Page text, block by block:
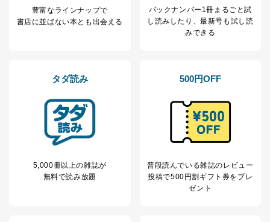
定期購読サービス
等をご利用の方の
個人情報
ル等による商品、
サービス、キャンペーン等の広告
に関するご案内のため
トに登録された方
処、オペレーター教育など応対品
ー等にて公表する利用目的達成の
※上記の利用目的のうちNo.1～5については保有個人デ
ータ（開示対象個人情報）の利用目的であり、下記4.の
なお、6、7については、パートナー（提携企業）様又は
各SNS運営会社様にご請求いただきますようお願い致し
豊富なラインナップで
書店に並ばない本とも出会える
バックナンバー1冊まるごと試
し読み したり、最新号も試し読
みできる
タダ読み
5,000冊以上の雑誌が
無料で読み放題
500円OFF
普段読んでいる雑誌のレビュー
投稿で500円割ギフト券をプレ
ゼント